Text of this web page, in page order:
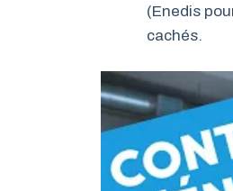
(Enedis
cachés.